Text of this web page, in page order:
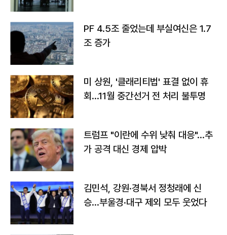
PF 4.5조 줄었는데 부실여신은 1.7
조 증가
미 상원, '클래리티법' 표결 없이 휴
회…11월 중간선거 전 처리 불투명
트럼프 "이란에 수위 낮춰 대응"…추
가 공격 대신 경제 압박
김민석, 강원·경북서 정청래에 신
승…부울경·대구 제외 모두 웃었다